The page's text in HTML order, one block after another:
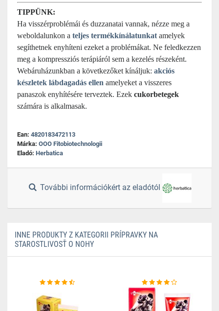
TIPPÜNK:
Ha visszérproblémái és duzzanatai vannak, nézze meg a
weboldalunkon a teljes termékkínálatunkat amelyek
segíthetnek enyhíteni ezeket a problémákat. Ne feledkezzen
meg a kompressziós terápiáról sem a kezelés részeként.
Webáruházunkban a következőket kínáljuk: akciós
készletek lábdagadás ellen amelyeket a visszeres
panaszok enyhítésére terveztek. Ezek cukorbetegek
számára is alkalmasak.
Ean: 4820183472113
Márka: OOO Fitobiotechnologii
Eladó: Herbatica
További információkért az eladótól
INNE PRODUKTY Z KATEGORII PRÍPRAVKY NA
STAROSTLIVOSŤ O NOHY